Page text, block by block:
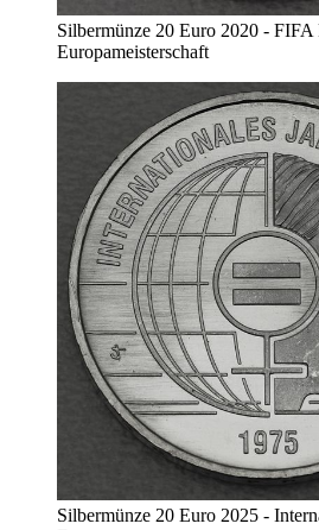
Silbermünze 20 Euro 2020 - FIFA
Europameisterschaft
Silbermünze 20 Euro 2025 -